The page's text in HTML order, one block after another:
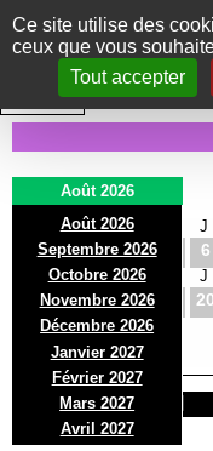
Panneau de gestion des
Ce site utilise des
ceux que vous
Tout accepter
Le Marni
CONCERTS DANSE/CIRQUE
INTRA MUROS
Août 2026
Août 2026
Septembre 2026
Octobre 2026
Novembre 2026
Décembre 2026
Janvier 2027
Février 2027
Mars 2027
Avril 2027
D
2
L
3
M
4
J
6
D
16
L
17
M
18
J
20
D
30
L
31
PRÉSENTATION